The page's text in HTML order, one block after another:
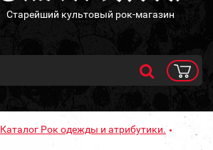
Старейший культовый рок-магазин
Каталог Рок одежды и атрибутики.